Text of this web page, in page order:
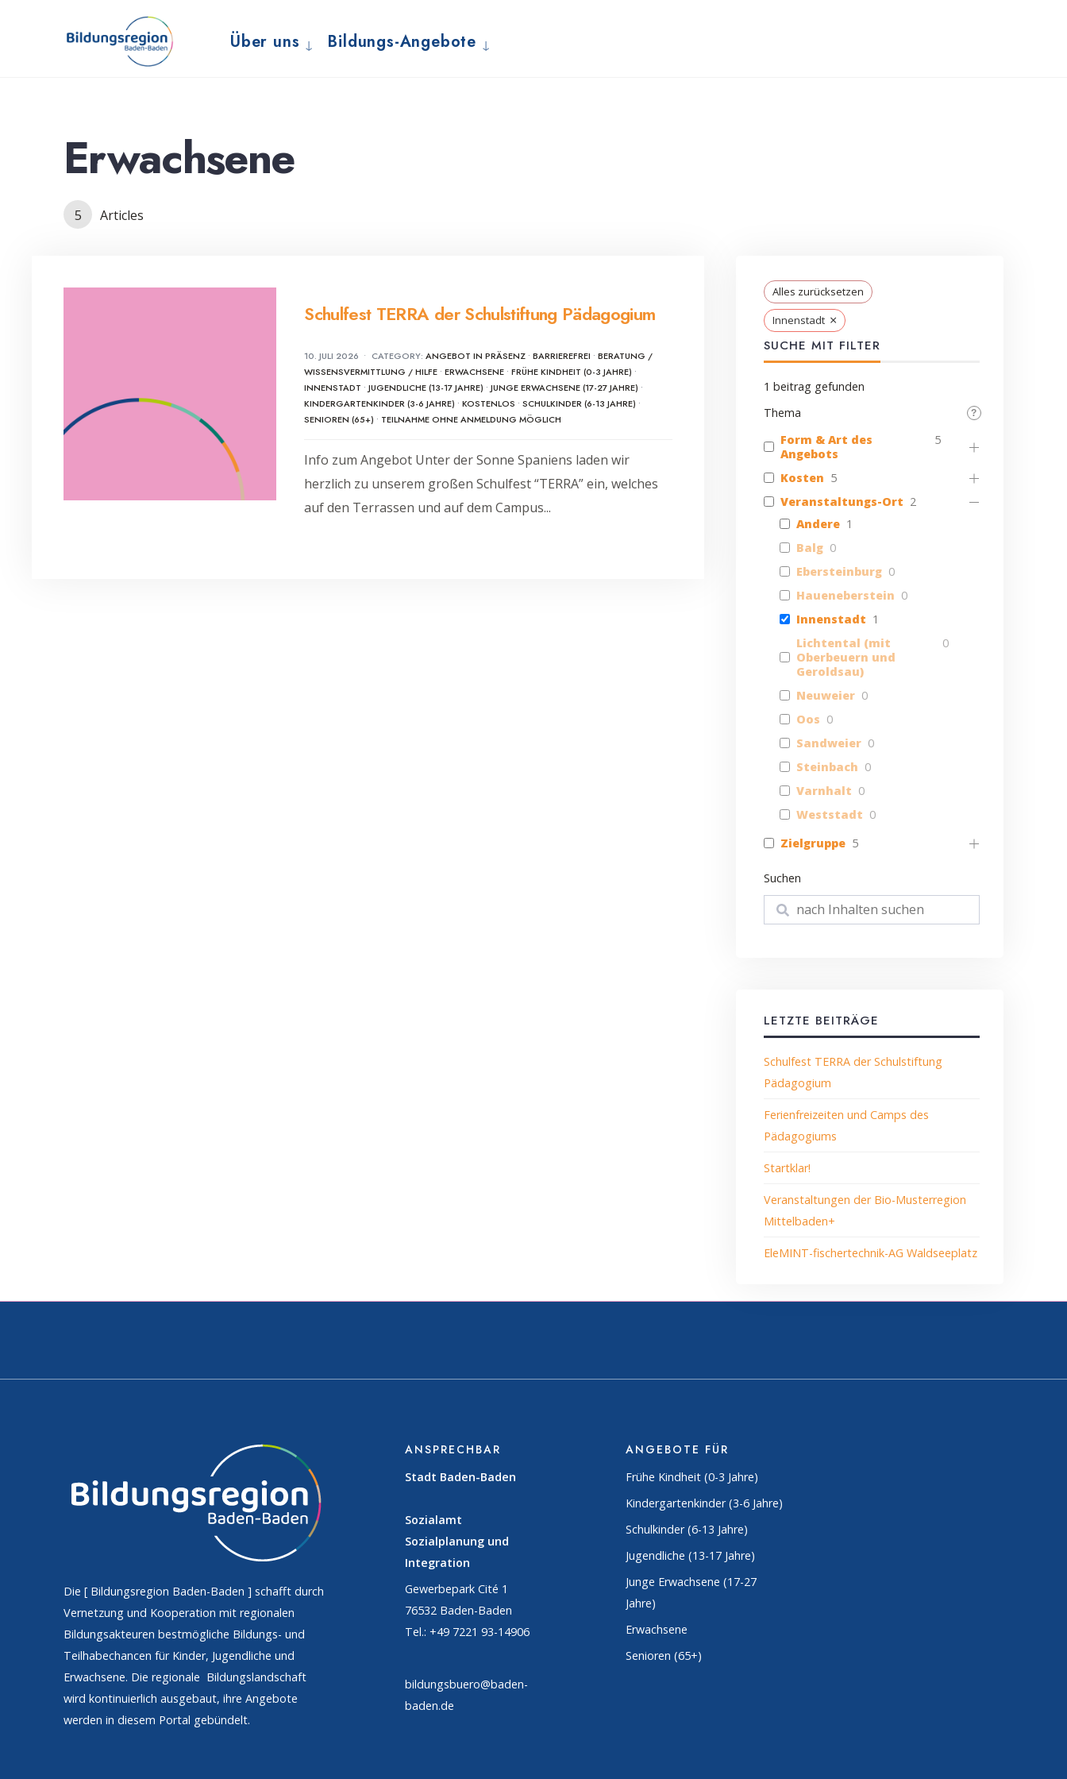
Über uns Bildungs-Angebote
Erwachsene
5 Articles
Schulfest TERRA der Schulstiftung Pädagogium
10. JULI 2026 • CATEGORY:ANGEBOT IN PRÄSENZ •BARRIEREFREI •BERATUNG /
WISSENSVERMITTLUNG / HILFE •ERWACHSENE •FRÜHE KINDHEIT (0-3 JAHRE) •
INNENSTADT •JUGENDLICHE (13-17 JAHRE) •JUNGE ERWACHSENE (17-27 JAHRE) •
KINDERGARTENKINDER (3-6 JAHRE) •KOSTENLOS •SCHULKINDER (6-13 JAHRE) •
SENIOREN (65+) • TEILNAHME OHNE ANMELDUNG MÖGLICH
Info zum Angebot Unter der Sonne Spaniens laden wir
herzlich zu unserem großen Schulfest “TERRA” ein, welches
auf den Terrassen und auf dem Campus...
Alles zurücksetzen
Innenstadt ×
SUCHE MIT FILTER
1 beitrag gefunden
Thema
Form & Art des
Angebots
5
Kosten 5
Veranstaltungs-Ort 2
Andere 1
Balg 0
Ebersteinburg 0
Haueneberstein 0
Innenstadt 1
Lichtental (mit
Oberbeuern und
Geroldsau)
0
Neuweier 0
Oos 0
Sandweier 0
Steinbach 0
Varnhalt 0
Weststadt 0
Zielgruppe 5
Suchen
Suchen
LETZTE BEITRÄGE
Schulfest TERRA der Schulstiftung
Pädagogium
Ferienfreizeiten und Camps des
Pädagogiums
Startklar!
Veranstaltungen der Bio-Musterregion
Mittelbaden+
EleMINT-fischertechnik-AG Waldseeplatz
Die [ Bildungsregion Baden-Baden ] schafft durch
Vernetzung und Kooperation mit regionalen
Bildungsakteuren bestmögliche Bildungs- und
Teilhabechancen für Kinder, Jugendliche und
Erwachsene. Die regionale Bildungslandschaft
wird kontinuierlich ausgebaut, ihre Angebote
werden in diesem Portal gebündelt.
ANSPRECHBAR
Stadt Baden-Baden
Sozialamt
Sozialplanung und
Integration
Gewerbepark Cité 1
76532 Baden-Baden
Tel.: +49 7221 93-14906
bildungsbuero@baden-
baden.de
ANGEBOTE FÜR
Frühe Kindheit (0-3 Jahre)
Kindergartenkinder (3-6 Jahre)
Schulkinder (6-13 Jahre)
Jugendliche (13-17 Jahre)
Junge Erwachsene (17-27
Jahre)
Erwachsene
Senioren (65+)